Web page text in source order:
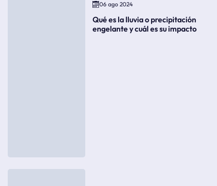
06 ago 2024
Qué es la lluvia o precipitación
engelante y cuál es su impacto